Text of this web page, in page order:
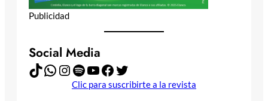
Publicidad
Social Media
TikTok WhatsApp Instagram Spotify YouTube Facebook Twitter
Clic para suscribirte a la revista